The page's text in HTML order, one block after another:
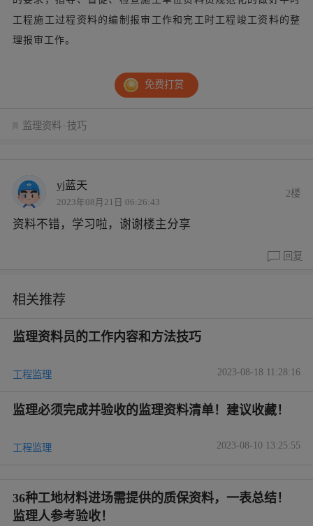
工程施工过程资料的编制报审工作和完工时工程竣工资料的整
理报审工作。
免费打赏
监理资料 技巧
yj蓝天
2023年08月21日 06:26:43
2楼
资料不错，学习啦，谢谢楼主分享
回复
相关推荐
监理资料员的工作内容和方法技巧
工程监理 2023-08-18 11:28:16
监理必须完成并验收的监理资料清单！建议收藏！
工程监理 2023-08-10 13:25:55
36种工地材料进场需提供的质保资料，一表总结！
监理人参考验收！